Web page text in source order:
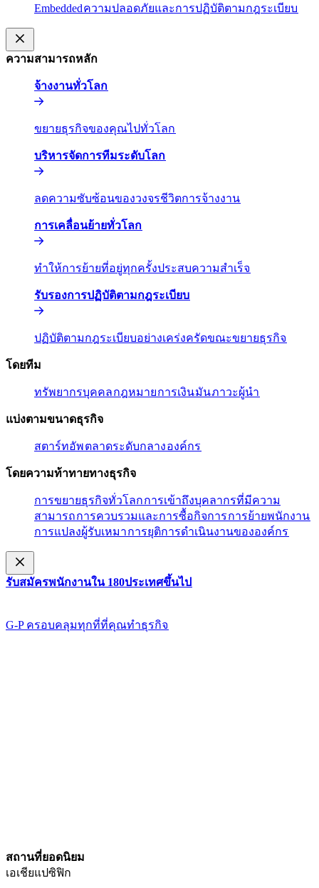
Embedded​​ความปลอดภัยและการปฏิบัติตามกฎระเบียบ​​
ความสามารถหลัก​​
จ้างงานทั่วโลก​​
ขยายธุรกิจของคุณไปทั่วโลก​​
บริหารจัดการทีมระดับโลก​​
ลดความซับซ้อนของวงจรชีวิตการจ้างงาน​​
การเคลื่อนย้ายทั่วโลก​​
ทำให้การย้ายที่อยู่ทุกครั้งประสบความสำเร็จ​​
รับรองการปฏิบัติตามกฎระเบียบ​​
ปฏิบัติตามกฎระเบียบอย่างเคร่งครัดขณะขยายธุรกิจ​​
โดยทีม​​
ทรัพยากรบุคคล​​กฎหมาย​​การเงิน​​มัน​​ภาวะผู้นํา​​
แบ่งตามขนาดธุรกิจ​​
สตาร์ทอัพ​​ตลาดระดับกลาง​​องค์กร​​
โดยความท้าทายทางธุรกิจ​​
การขยายธุรกิจทั่วโลก​​การเข้าถึงบุคลากรที่มีความ
สามารถ​​การควบรวมและการซื้อกิจการ​​การย้ายพนักงาน​​
การแปลงผู้รับเหมา​​การยุติการดำเนินงานขององค์กร​​
รับสมัครพนักงานใน 180ประเทศขึ้นไป​​
G-P ครอบคลุมทุกที่ที่คุณทําธุรกิจ​​
สถานที่ยอดนิยม​​
เอเชียแปซิฟิก​​